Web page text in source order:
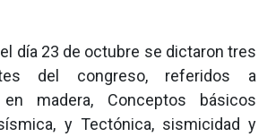
día 23 de octubre se dictaron tres
del congreso, referidos a
en madera, Conceptos básicos
y Tectónica, sismicidad y